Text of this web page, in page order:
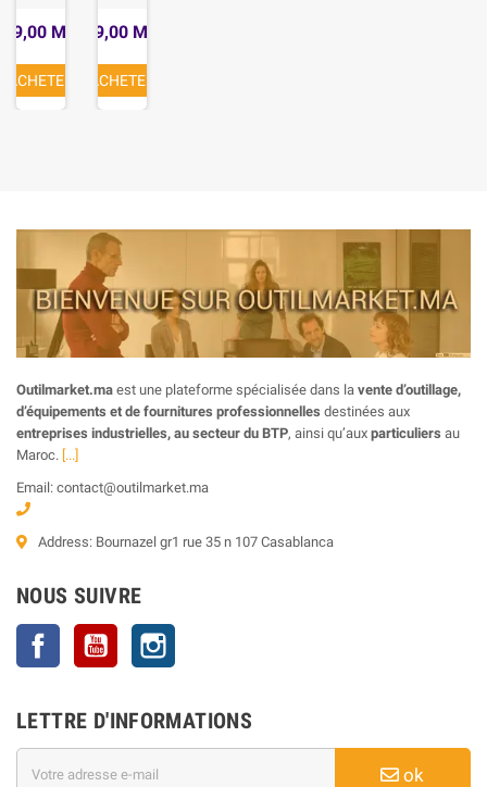
MAD
ACHETER
139,00 MAD
ACHETER
Outilmarket.ma est une plateforme spécialisée dans la vente d’outillage,
d’équipements et de fournitures professionnelles destinées aux
entreprises industrielles, au secteur du BTP, ainsi qu’aux particuliers au
Maroc. [...]
Email: contact@outilmarket.ma
Address: Bournazel gr1 rue 35 n 107 Casablanca
NOUS SUIVRE
Facebook YouTube
LETTRE D'INFORMATIONS
ok